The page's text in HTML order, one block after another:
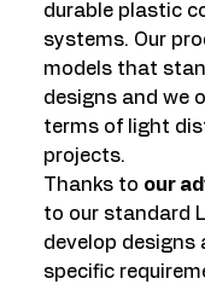
durable plastic
systems. Our
models that
designs and we
terms of light
projects.
Thanks to our
to our standard
develop
specific